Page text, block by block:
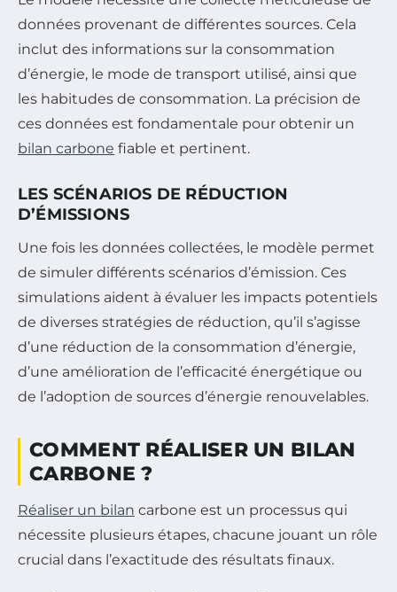
données provenant de différentes sources. Cela
inclut des informations sur la consommation
d’énergie, le mode de transport utilisé, ainsi que
les habitudes de consommation. La précision de
ces données est fondamentale pour obtenir un
bilan carbone fiable et pertinent.
LES SCÉNARIOS DE RÉDUCTION
D’ÉMISSIONS
Une fois les données collectées, le modèle permet
de simuler différents scénarios d’émission. Ces
simulations aident à évaluer les impacts potentiels
de diverses stratégies de réduction, qu’il s’agisse
d’une réduction de la consommation d’énergie,
d’une amélioration de l’efficacité énergétique ou
de l’adoption de sources d’énergie renouvelables.
COMMENT RÉALISER UN BILAN
CARBONE ?
Réaliser un bilan carbone est un processus qui
nécessite plusieurs étapes, chacune jouant un rôle
crucial dans l’exactitude des résultats finaux.